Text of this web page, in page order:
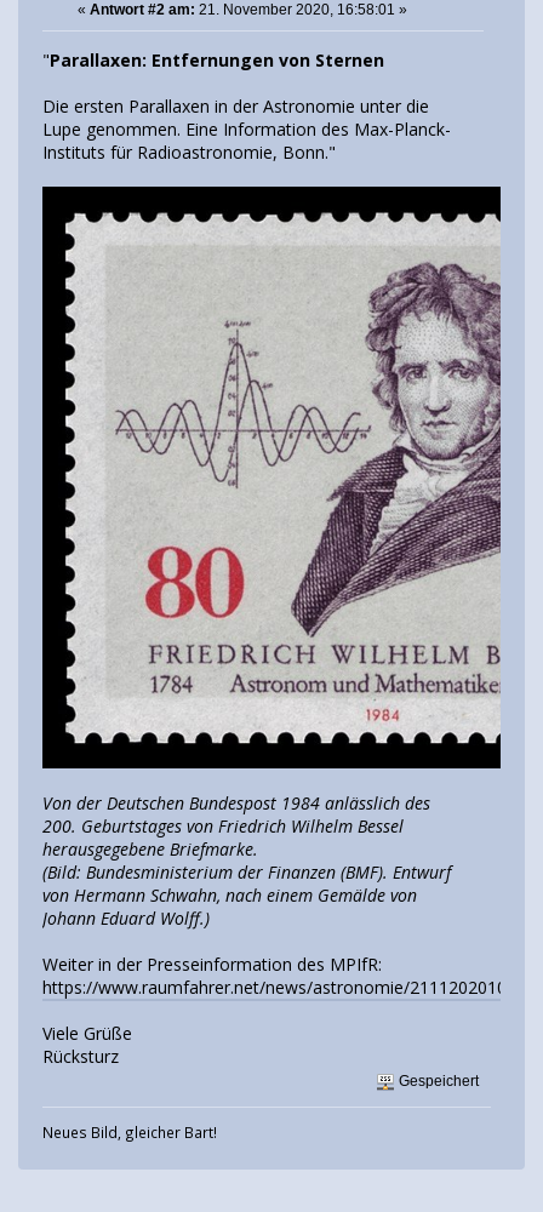
« Antwort #2 am: 21. November 2020, 16:58:01 »
"Parallaxen: Entfernungen von Sternen
Die ersten Parallaxen in der Astronomie unter die
Lupe genommen. Eine Information des Max-Planck-
Instituts für Radioastronomie, Bonn."
Von der Deutschen Bundespost 1984 anlässlich des
200. Geburtstages von Friedrich Wilhelm Bessel
herausgegebene Briefmarke.
(Bild: Bundesministerium der Finanzen (BMF). Entwurf
von Hermann Schwahn, nach einem Gemälde von
Johann Eduard Wolff.)
Weiter in der Presseinformation des MPIfR:
https://www.raumfahrer.net/news/astronomie/
Viele Grüße
Rücksturz
Gespeichert
Neues Bild, gleicher Bart!